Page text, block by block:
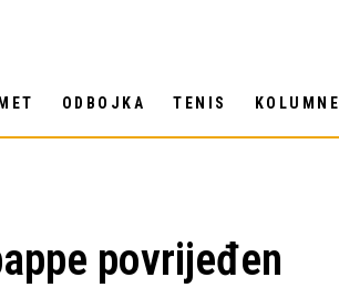
ODBOJKA TENIS KOLUMNE
povrijeđen